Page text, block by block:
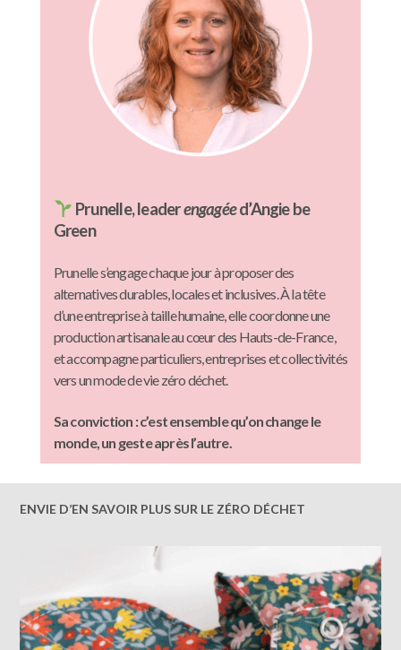
Prunelle, leaderengagéed’Angie be
Green
Prunelle s’engage chaque jour à proposer des
alternatives durables, locales et inclusives. À la tête
d’une entreprise à taille humaine, elle coordonne une
production artisanale au cœur des Hauts-de-France,
et accompagne particuliers, entreprises et collectivités
vers un mode de vie zéro déchet.
Sa conviction : c’est ensemble qu’on change le
monde, un geste après l’autre.
ENVIE D’EN SAVOIR PLUS SUR LE ZÉRO DÉCHET